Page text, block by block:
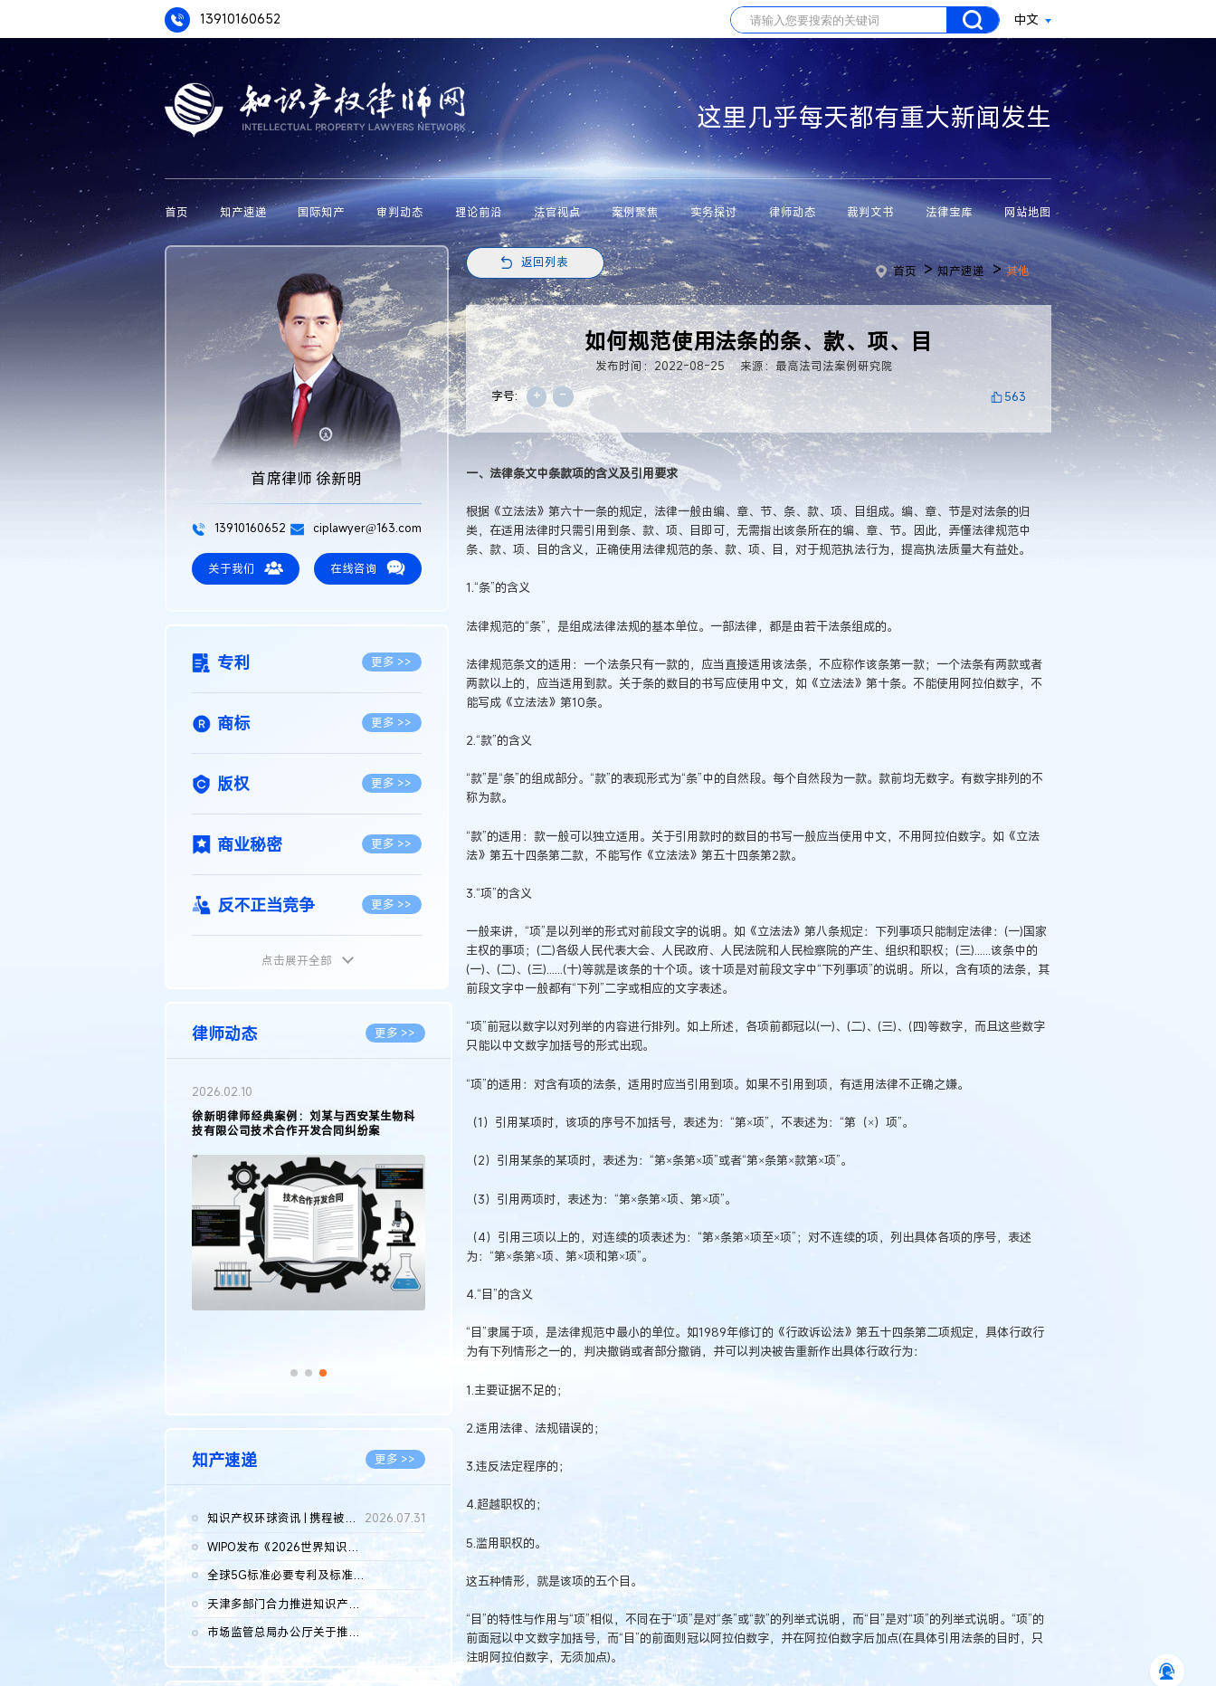
13910160652 中文
这里几乎每天都有重大新闻发生
首页 知产速递 国际知产 审判动态 理论前沿 法官视点 案例聚焦 实务探讨 律师动态 裁判文书 法律宝库 网站地图
首席律师 徐新明
13910160652 ciplawyer@163.com
关于我们 在线咨询
专利 更多 >>
商标 更多 >>
版权 更多 >>
商业秘密 更多 >>
反不正当竞争 更多 >>
植物新品种
地理标志 更多 >>
集成电路布图设计
传统文化 更多 >>
点击展开全部
律师动态 更多 >>
2026.02.10
徐新明律师经典案例：刘某与西安某生物科
技有限公司技术合作开发合同纠纷案
知产速递 更多 >>
知识产权环球资讯 | 携程被市监总局罚51.79亿；瑞幸泰国商标案上...
2026.07.31
WIPO发布《2026世界知识产权报告》 含报告全文
全球5G标准必要专利及标准提案研究报告（2026年）全文发布
天津多部门合力推进知识产权保护工作
2026.08.05
市场监管总局办公厅关于推广第一批全国商业秘密保护创新试点典型...
2026.08.05
返回列表
首页 >知产速递 >其他
如何规范使用法条的条、款、项、目
发布时间：2022-08-25
来源：最高法司法案例研究院
字号:
+ - 563
一、法律条文中条款项的含义及引用要求
根据《立法法》第六十一条的规定，法律一般由编、章、节、条、款、项、目组成。编、章、节是对法条的归
类，在适用法律时只需引用到条、款、项、目即可，无需指出该条所在的编、章、节。因此，弄懂法律规范中
条、款、项、目的含义，正确使用法律规范的条、款、项、目，对于规范执法行为，提高执法质量大有益处。
1.“条”的含义
法律规范的“条”，是组成法律法规的基本单位。一部法律，都是由若干法条组成的。
法律规范条文的适用：一个法条只有一款的，应当直接适用该法条，不应称作该条第一款；一个法条有两款或者
两款以上的，应当适用到款。关于条的数目的书写应使用中文，如《立法法》第十条。不能使用阿拉伯数字，不
能写成《立法法》第10条。
2.“款”的含义
“款”是“条”的组成部分。“款”的表现形式为“条”中的自然段。每个自然段为一款。款前均无数字。有数字排列的不
称为款。
“款”的适用：款一般可以独立适用。关于引用款时的数目的书写一般应当使用中文，不用阿拉伯数字。如《立法
法》第五十四条第二款，不能写作《立法法》第五十四条第2款。
3.“项”的含义
一般来讲，“项”是以列举的形式对前段文字的说明。如《立法法》第八条规定：下列事项只能制定法律：(一)国家
主权的事项；(二)各级人民代表大会、人民政府、人民法院和人民检察院的产生、组织和职权；(三)......该条中的
(一)、(二)、(三)......(十)等就是该条的十个项。该十项是对前段文字中“下列事项”的说明。所以，含有项的法条，其
前段文字中一般都有“下列”二字或相应的文字表述。
“项”前冠以数字以对列举的内容进行排列。如上所述，各项前都冠以(一)、(二)、(三)、(四)等数字，而且这些数字
只能以中文数字加括号的形式出现。
“项”的适用：对含有项的法条，适用时应当引用到项。如果不引用到项，有适用法律不正确之嫌。
（1）引用某项时，该项的序号不加括号，表述为：“第×项”，不表述为：“第（×）项”。
（2）引用某条的某项时，表述为：“第×条第×项”或者“第×条第×款第×项”。
（3）引用两项时，表述为：“第×条第×项、第×项”。
（4）引用三项以上的，对连续的项表述为：“第×条第×项至×项”；对不连续的项，列出具体各项的序号，表述
为：“第×条第×项、第×项和第×项”。
4.“目”的含义
“目”隶属于项，是法律规范中最小的单位。如1989年修订的《行政诉讼法》第五十四条第二项规定，具体行政行
为有下列情形之一的，判决撤销或者部分撤销，并可以判决被告重新作出具体行政行为：
1.主要证据不足的；
2.适用法律、法规错误的；
3.违反法定程序的；
4.超越职权的；
5.滥用职权的。
这五种情形，就是该项的五个目。
“目”的特性与作用与“项”相似，不同在于“项”是对“条”或“款”的列举式说明，而“目”是对“项”的列举式说明。“项”的
前面冠以中文数字加括号，而“目”的前面则冠以阿拉伯数字，并在阿拉伯数字后加点(在具体引用法条的目时，只
注明阿拉伯数字，无须加点)。